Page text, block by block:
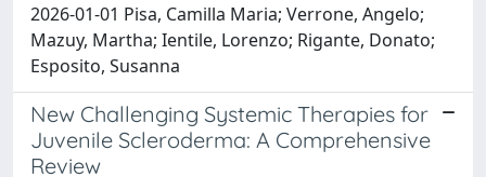
2026-01-01 Pisa, Camilla Maria; Verrone, Angelo;
Mazuy, Martha; Ientile, Lorenzo; Rigante, Donato;
Esposito, Susanna
New Challenging Systemic Therapies for
Juvenile Scleroderma: A Comprehensive
Review